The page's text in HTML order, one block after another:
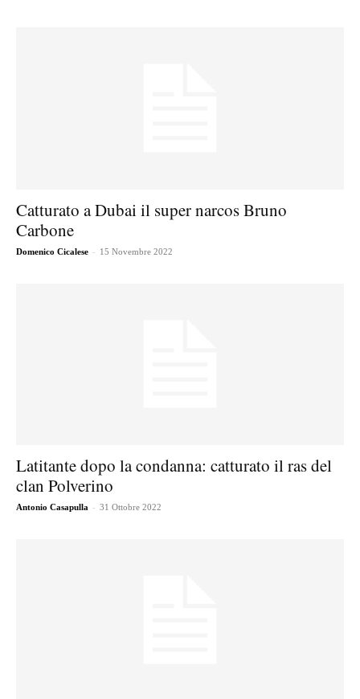
Catturato a Dubai il super narcos Bruno
Carbone
Domenico Cicalese - 15 Novembre 2022
Latitante dopo la condanna: catturato il ras del
clan Polverino
Antonio Casapulla - 31 Ottobre 2022